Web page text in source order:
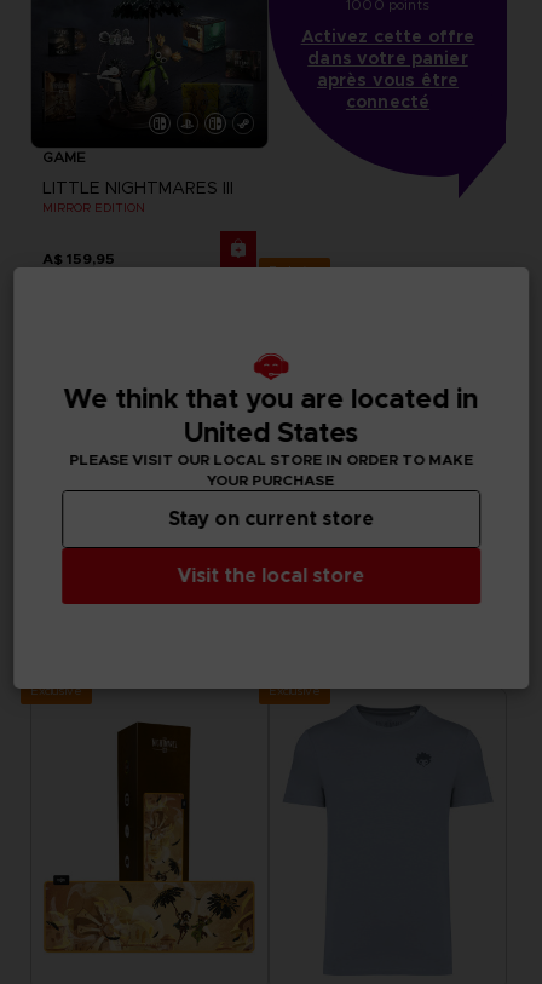
GAME
LITTLE NIGHTMARES III
MIRROR EDITION
A$ 159,95
1000 points
Activez cette offre
dans votre panier
après vous être
connecté
LITTLE NIGHTMARES III
Exclusive
BAGS
LITTLE NIGHTMARES III
Exclusive Exclusive
We think that you are located in
United States
PLEASE VISIT OUR LOCAL STORE IN ORDER TO MAKE
YOUR PURCHASE
Visit the local store
Stay on current store